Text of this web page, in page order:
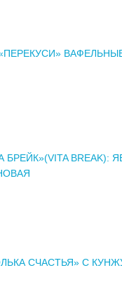
BREAK):
СЧАСТЬЯ» С